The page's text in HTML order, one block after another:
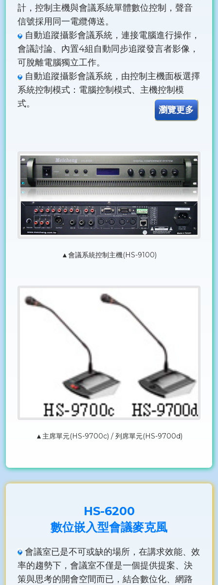
計，控制主機與會議系統單體數位控制，聲音
信號採用同一電纜傳送。
自動追蹤攝影會議系統，連接電腦進行操作，
會議討論、內置4組自動同步追蹤發言者影像，
可脫離電腦獨立工作。
自動追蹤攝影會議系統，由控制主機面板選擇
系統控制模式：電腦控制模式、主機控制模
式。
瀏覽更多
▲會議系統控制主機(HS-9100)
▲主席單元(HS-9700c) / 列席單元(HS-9700d)
HS-6200
數位嵌入型會議麥克風
會議室已是不可或缺的場所，在講求效能、效
率的趨勢下，會議室不僅是一個提供提案、決
策與思考的開會空間而已，結合數位化、網路